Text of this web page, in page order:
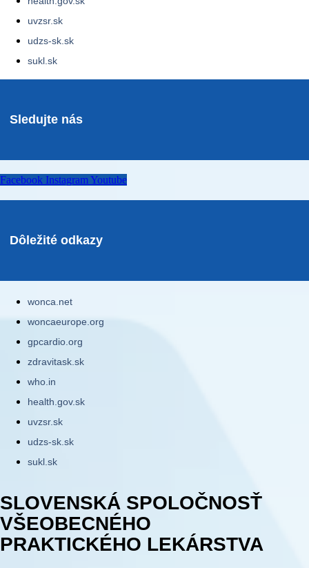
uvzsr.sk
udzs-sk.sk
sukl.sk
Sledujte nás
Facebook Instagram Youtube
Dôležité odkazy
wonca.net
woncaeurope.org
gpcardio.org
zdravitask.sk
who.in
health.gov.sk
uvzsr.sk
udzs-sk.sk
sukl.sk
SLOVENSKÁ SPOLOČNOSŤ
VŠEOBECNÉHO
PRAKTICKÉHO LEKÁRSTVA